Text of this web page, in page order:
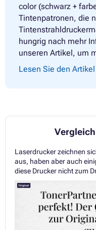
color (schwarz +
Tintenpatronen, die
hungrig nach mehr
unseren Artikel, um
Lesen Sie den Artikel
Laserdrucker zeichnen
aus, haben aber auch
diese Drucker nicht zum